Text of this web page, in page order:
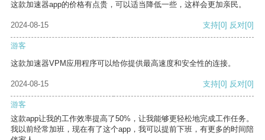
这款加速器app的价格有点贵，可以适当降低一些，这样会更加亲民。
2024-08-15 支持[0] 反对[0]
游客
这款加速器VPM应用程序可以给你提供最高速度和安全性的连接。
2024-08-15 支持[0] 反对[0]
游客
这款app让我的工作效率提高了50%，让我能够更轻松地完成工作任务。
我以前经常加班，现在有了这个app，我可以提前下班，有更多的时间陪